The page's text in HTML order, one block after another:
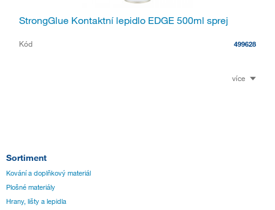
StrongGlue Kontaktní lepidlo EDGE 500ml sprej
Kód 499628
více
Sortiment
Kování a doplňkový materiál
Plošné materiály
Hrany, lišty a lepidla